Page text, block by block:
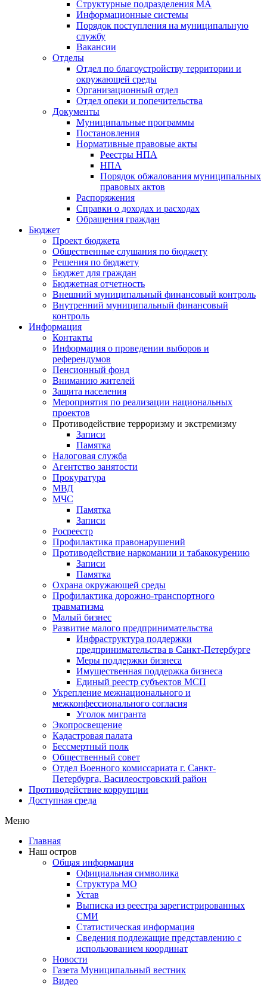
Структурные подразделения МА
Информационные системы
Порядок поступления на муниципальную
службу
Вакансии
Отделы
Отдел по благоустройству территории и
окружающей среды
Организационный отдел
Отдел опеки и попечительства
Документы
Муниципальные программы
Постановления
Нормативные правовые акты
Реестры НПА
НПА
Порядок обжалования муниципальных
правовых актов
Распоряжения
Справки о доходах и расходах
Обращения граждан
Бюджет
Проект бюджета
Общественные слушания по бюджету
Решения по бюджету
Бюджет для граждан
Бюджетная отчетность
Внешний муниципальный финансовый контроль
Внутренний муниципальный финансовый
контроль
Информация
Контакты
Информация о проведении выборов и
референдумов
Пенсионный фонд
Вниманию жителей
Защита населения
Мероприятия по реализации национальных
проектов
Противодействие терроризму и экстремизму
Записи
Памятка
Налоговая служба
Агентство занятости
Прокуратура
МВД
МЧС
Памятка
Записи
Росреестр
Профилактика правонарушений
Противодействие наркомании и табакокурению
Записи
Памятка
Охрана окружающей среды
Профилактика дорожно-транспортного
травматизма
Малый бизнес
Развитие малого предпринимательства
Инфраструктура поддержки
предпринимательства в Санкт-Петербурге
Меры поддержки бизнеса
Имущественная поддержка бизнеса
Единый реестр субъектов МСП
Укрепление межнационального и
межконфессионального согласия
Уголок мигранта
Экопросвещение
Кадастровая палата
Бессмертный полк
Общественный совет
Отдел Военного комиссариата г. Санкт-
Петербурга, Василеостровский район
Противодействие коррупции
Доступная среда
Меню
Главная
Наш остров
Общая информация
Официальная символика
Структура МО
Устав
Выписка из реестра зарегистрированных
СМИ
Статистическая информация
Сведения подлежащие представлению с
использованием координат
Новости
Газета Муниципальный вестник
Видео